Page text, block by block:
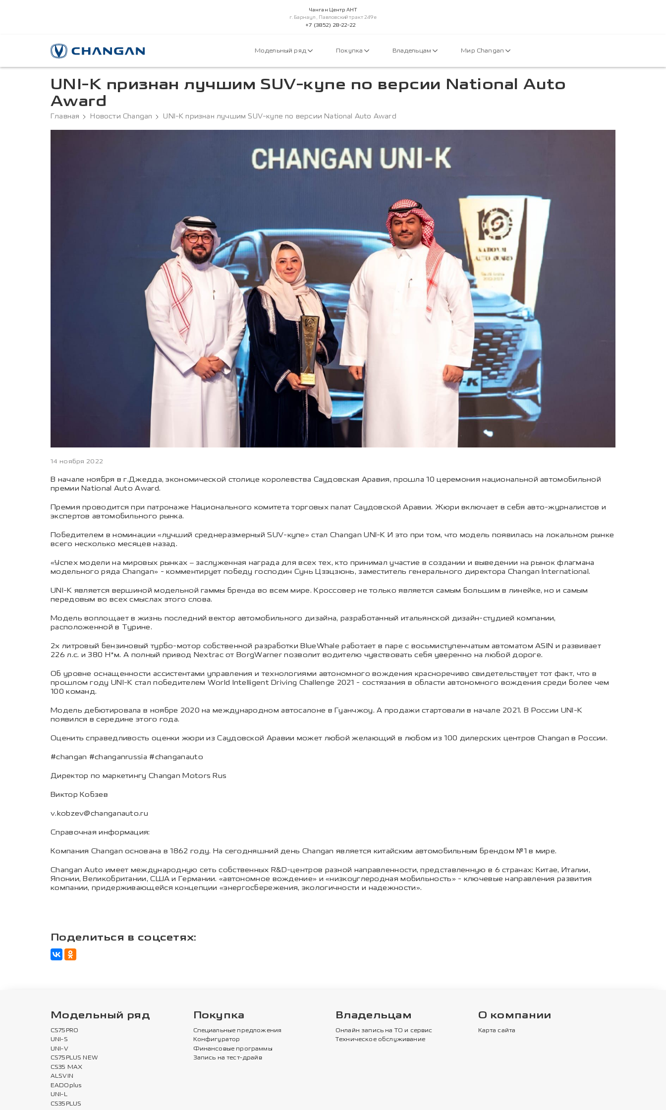
Чанган Центр АНТ
г.Барнаул, Павловский тракт 249е
+7 (3852) 28-22-22
Модельный ряд Покупка Владельцам Мир Changan
UNI-K признан лучшим SUV-купе по версии National Auto
Award
Главная Новости Changan UNI-K признан лучшим SUV-купе по версии National Auto Award
14 ноября 2022
В начале ноября в г.Джедда, экономической столице королевства Саудовская Аравия, прошла 10 церемония национальной автомобильной
премии National Auto Award.
Премия проводится при патронаже Национального комитета торговых палат Саудовской Аравии. Жюри включает в себя авто-журналистов и
экспертов автомобильного рынка.
Победителем в номинации «лучший среднеразмерный SUV-купе» стал Changan UNI-K И это при том, что модель появилась на локальном рынке
всего несколько месяцев назад.
«Успех модели на мировых рынках – заслуженная награда для всех тех, кто принимал участие в создании и выведении на рынок флагмана
модельного ряда Changan» - комментирует победу господин Сунь Цзэцзюнь, заместитель генерального директора Changan International.
UNI-K является вершиной модельной гаммы бренда во всем мире. Кроссовер не только является самым большим в линейке, но и самым
передовым во всех смыслах этого слова.
Модель воплощает в жизнь последний вектор автомобильного дизайна, разработанный итальянской дизайн-студией компании,
расположенной в Турине.
2х литровый бензиновый турбо-мотор собственной разработки BlueWhale работает в паре с восьмиступенчатым автоматом ASIN и развивает
226 л.с. и 380 Н*м. А полный привод Nextrac от BorgWarner позволит водителю чувствовать себя уверенно на любой дороге.
Об уровне оснащенности ассистентами управления и технологиями автономного вождения красноречиво свидетельствует тот факт, что в
прошлом году UNI-K стал победителем World Intelligent Driving Challenge 2021 - состязания в области автономного вождения среди более чем
100 команд.
Модель дебютировала в ноябре 2020 на международном автосалоне в Гуанчжоу. А продажи стартовали в начале 2021. В России UNI-K
появился в середине этого года.
Оценить справедливость оценки жюри из Саудовской Аравии может любой желающий в любом из 100 дилерских центров Changan в России.
#changan #changanrussia #changanauto
Директор по маркетингу Changan Motors Rus
Виктор Кобзев
v.kobzev@changanauto.ru
Справочная информация:
Компания Changan основана в 1862 году. На сегодняшний день Changan является китайским автомобильным брендом №1 в мире.
Changan Auto имеет международную сеть собственных R&D-центров разной направленности, представленную в 6 странах: Китае, Италии,
Японии, Великобритании, США и Германии. «автономное вождение» и «низкоуглеродная мобильность» - ключевые направления развития
компании, придерживающейся концепции «энергосбережения, экологичности и надежности».
Поделиться в соцсетях:
Модельный ряд
CS75PRO
UNI-S
UNI-V
CS75PLUS NEW
CS35 MAX
ALSVIN
EADOplus
UNI-L
CS35PLUS
Покупка
Специальные предложения
Конфигуратор
Финансовые программы
Запись на тест-драйв
Владельцам
Онлайн запись на ТО и сервис
Техническое обслуживание
О компании
Карта сайта